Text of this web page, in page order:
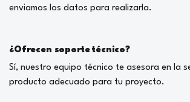
enviamos los datos para realizarla.
¿Ofrecen soporte técnico?
Sí, nuestro equipo técnico te asesora en la
producto adecuado para tu proyecto.